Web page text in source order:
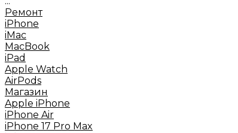
Ремонт
iPhone
iMac
MacBook
iPad
Apple Watch
AirPods
Mагазин
Apple iPhone
iPhone Air
iPhone 17 Pro Max